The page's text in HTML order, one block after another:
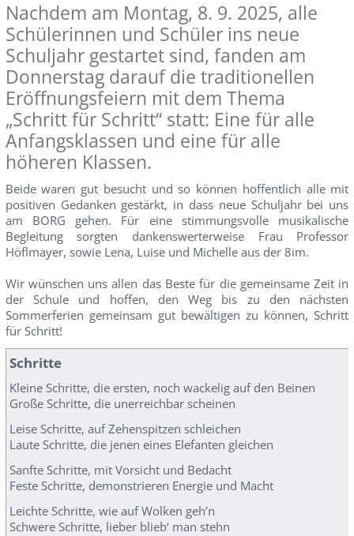
Nachdem am Montag, 8. 9. 2025, alle
Schülerinnen und Schüler ins neue
Schuljahr gestartet sind, fanden am
Donnerstag darauf die traditionellen
Eröffnungsfeiern mit dem Thema
„Schritt für Schritt“ statt: Eine für alle
Anfangsklassen und eine für alle
höheren Klassen.
Beide waren gut besucht und so können hoffentlich alle mit
positiven Gedanken gestärkt, in dass neue Schuljahr bei uns
am BORG gehen. Für eine stimmungsvolle musikalische
Begleitung sorgten dankenswerterweise Frau Professor
Höflmayer, sowie Lena, Luise und Michelle aus der 8im.
Wir wünschen uns allen das Beste für die gemeinsame Zeit in
der Schule und hoffen, den Weg bis zu den nächsten
Sommerferien gemeinsam gut bewältigen zu können, Schritt
für Schritt!
Schritte
Kleine Schritte, die ersten, noch wackelig auf den Beinen
Große Schritte, die unerreichbar scheinen
Leise Schritte, auf Zehenspitzen schleichen
Laute Schritte, die jenen eines Elefanten gleichen
Sanfte Schritte, mit Vorsicht und Bedacht
Feste Schritte, demonstrieren Energie und Macht
Leichte Schritte, wie auf Wolken geh’n
Schwere Schritte, lieber blieb‘ man stehn